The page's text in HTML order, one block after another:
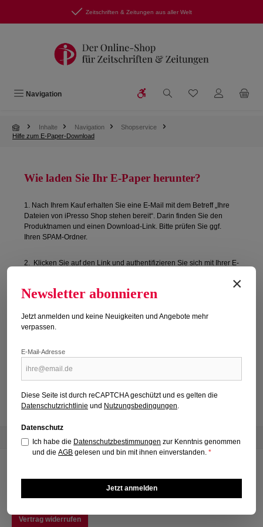
Zum Hauptinhalt springen Zeitschriften & Zeitungen aus aller Welt
Navigation Werkzeugleiste anzeigen
Du hast 0
Inhalte Navigation
Shopservice
Hilfe zum E-Paper-Download
Wie laden Sie Ihr E-Paper herunter?
1. Nach Ihrem Kauf erhalten Sie eine E-Mail mit dem Betreff „Ihre
Dateien von iPresso Shop stehen bereit“. Darin finden Sie den
Produktnamen und einen Download-Link. Bitte prüfen Sie ggf.
Ihren SPAM-Ordner.
2. Klicken Sie auf den Link und authentifizieren Sie sich mit Ihrer E-
3. Sie werden zur Bestellübersicht im Shop weitergeleitet. Dort
Download-Ordner.
Viel Spaß beim Lesen!
Newsletter
Service-Hotline
Mo-Fr: 09:00 - 16:00 Uhr service@ipressoshop.de
Vertrag widerrufen
×
Newsletter abonnieren
Jetzt anmelden und keine Neuigkeiten und Angebote mehr
verpassen.
E-Mail-Adresse
Diese Seite ist durch reCAPTCHA geschützt und es gelten die
Datenschutzrichtlinie und Nutzungsbedingungen
Datenschutz
Ich habe die Datenschutzbestimmungen zur Kenntnis genommen
und dieAGB gelesen und bin mit ihnen einverstanden.*
Jetzt anmelden